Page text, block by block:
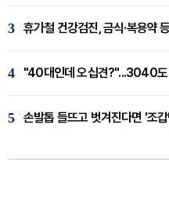
3 휴가철 건강검진, 금식·복용약
4 "40대인데 오십견?"...3040도
5 손발톱 들뜨고 벗겨진다면 '조